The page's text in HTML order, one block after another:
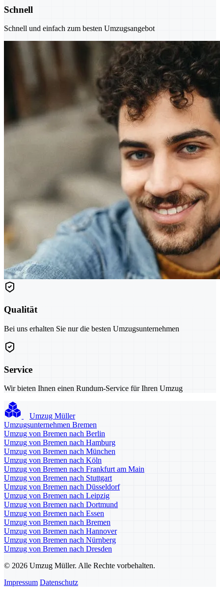
Schnell
Schnell und einfach zum besten Umzugsangebot
Qualität
Bei uns erhalten Sie nur die besten Umzugsunternehmen
Service
Wir bieten Ihnen einen Rundum-Service für Ihren Umzug
Umzug Müller
Umzugsunternehmen Bremen
Umzug von Bremen nach Berlin
Umzug von Bremen nach Hamburg
Umzug von Bremen nach München
Umzug von Bremen nach Köln
Umzug von Bremen nach Frankfurt am Main
Umzug von Bremen nach Stuttgart
Umzug von Bremen nach Düsseldorf
Umzug von Bremen nach Leipzig
Umzug von Bremen nach Dortmund
Umzug von Bremen nach Essen
Umzug von Bremen nach Bremen
Umzug von Bremen nach Hannover
Umzug von Bremen nach Nürnberg
Umzug von Bremen nach Dresden
© 2026 Umzug Müller. Alle Rechte vorbehalten.
Impressum Datenschutz